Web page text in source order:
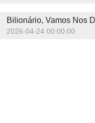
2026-04-24 00:00:00